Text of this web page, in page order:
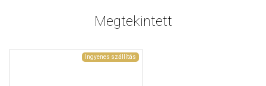
Megtekintett
Ingyenes szállítás